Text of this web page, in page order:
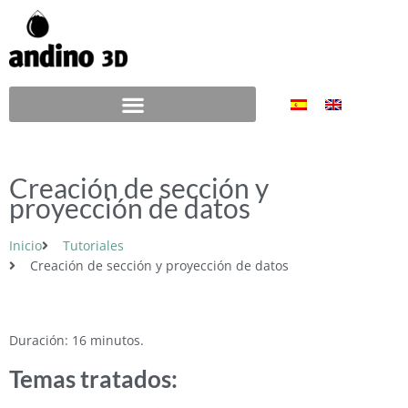
contenido
Creación de sección y
proyección de datos
Inicio
Tutoriales
Creación de sección y proyección de datos
Duración: 16 minutos.
Temas tratados: